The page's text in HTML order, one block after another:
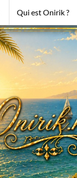
Qui est Onirik ?